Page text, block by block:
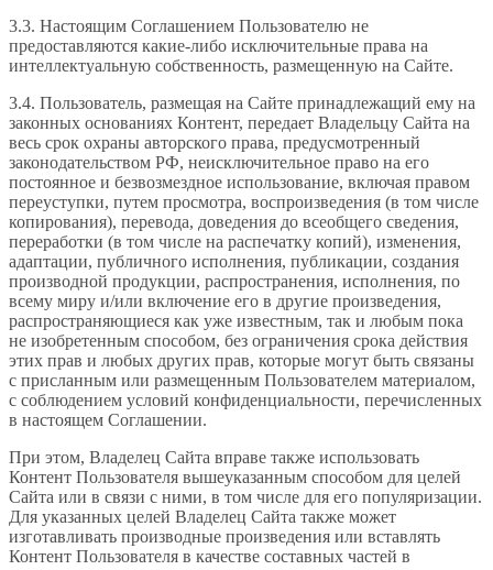
3.3. Настоящим Соглашением Пользователю не
предоставляются какие-либо исключительные права на
интеллектуальную собственность, размещенную на Сайте.
3.4. Пользователь, размещая на Сайте принадлежащий ему на
законных основаниях Контент, передает Владельцу Сайта на
весь срок охраны авторского права, предусмотренный
законодательством РФ, неисключительное право на его
постоянное и безвозмездное использование, включая правом
переуступки, путем просмотра, воспроизведения (в том числе
копирования), перевода, доведения до всеобщего сведения,
переработки (в том числе на распечатку копий), изменения,
адаптации, публичного исполнения, публикации, создания
производной продукции, распространения, исполнения, по
всему миру и/или включение его в другие произведения,
распространяющиеся как уже известным, так и любым пока
не изобретенным способом, без ограничения срока действия
этих прав и любых других прав, которые могут быть связаны
с присланным или размещенным Пользователем материалом,
с соблюдением условий конфиденциальности, перечисленных
в настоящем Соглашении.
При этом, Владелец Сайта вправе также использовать
Контент Пользователя вышеуказанным способом для целей
Сайта или в связи с ними, в том числе для его популяризации.
Для указанных целей Владелец Сайта также может
изготавливать производные произведения или вставлять
Контент Пользователя в качестве составных частей в